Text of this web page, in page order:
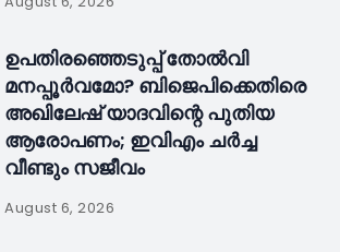
ഉപതിരഞ്ഞെടുപ്പ് തോൽവി
മനപ്പൂർവമോ? ബിജെപിക്കെതിരെ
അഖിലേഷ് യാദവിന്റെ പുതിയ
ആരോപണം; ഇവിഎം ചർച്ച
വീണ്ടും സജീവം
August 6, 2026